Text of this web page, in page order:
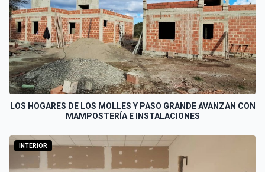
LOS HOGARES DE LOS MOLLES Y PASO GRANDE AVANZAN CON
MAMPOSTERÍA E INSTALACIONES
INTERIOR